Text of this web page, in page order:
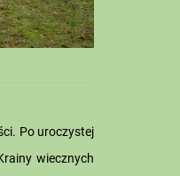
Po uroczystej
wiecznych